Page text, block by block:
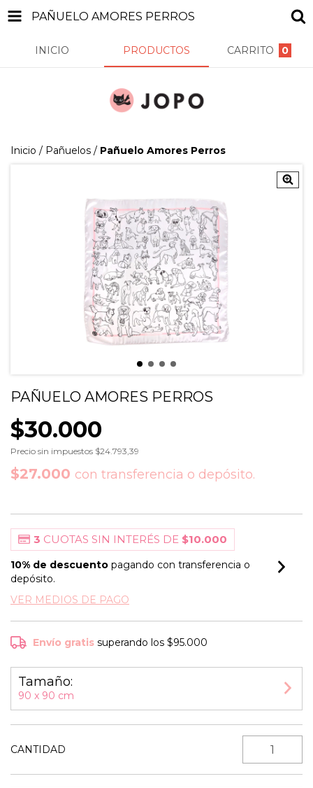
PAÑUELO AMORES PERROS
INICIO PRODUCTOS CARRITO 0
Inicio / Pañuelos / Pañuelo Amores Perros
PAÑUELO AMORES PERROS
$30.000
Precio sin impuestos $24.793,39
$27.000 con transferencia o depósito.
3 CUOTAS SIN INTERÉS DE $10.000
10% de descuento pagando con transferencia o
depósito.
VER MEDIOS DE PAGO
Envío gratis superando los$95.000
Tamaño:
90 x 90 cm
CANTIDAD